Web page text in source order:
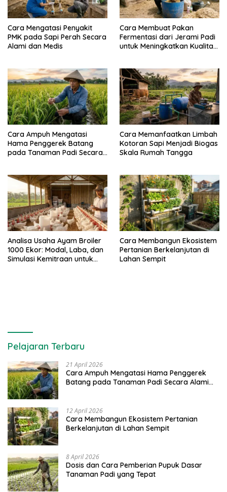
Cara Mengatasi Penyakit
PMK pada Sapi Perah Secara
Alami dan Medis
Cara Membuat Pakan
Fermentasi dari Jerami Padi
untuk Meningkatkan Kualitas
Cara Ampuh Mengatasi
Hama Penggerek Batang
pada Tanaman Padi Secara
Cara Memanfaatkan Limbah
Kotoran Sapi Menjadi Biogas
Skala Rumah Tangga
Analisa Usaha Ayam Broiler
1000 Ekor: Modal, Laba, dan
Simulasi Kemitraan untuk
Cara Membangun Ekosistem
Pertanian Berkelanjutan di
Lahan Sempit
Pelajaran Terbaru
21 April 2026
Cara Ampuh Mengatasi Hama Penggerek
Batang pada Tanaman Padi Secara Alami
12 April 2026
Cara Membangun Ekosistem Pertanian
Berkelanjutan di Lahan Sempit
8 April 2026
Dosis dan Cara Pemberian Pupuk Dasar
Tanaman Padi yang Tepat